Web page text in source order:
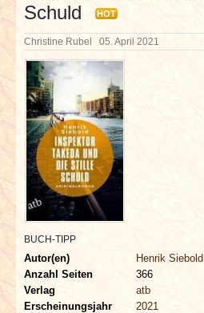
NEWS & DATES
BERICHTE
VERLOSUNGEN
INTERVIEWS
SPECIALS
REDAKTION
LINKS
ARCHIV
Schuld
HOT
Christine Rubel 05. April 2021
BUCH-TIPP
Autor(en)
Henrik Siebold
Anzahl Seiten
366
Verlag
atb
Erscheinungsjahr
2021